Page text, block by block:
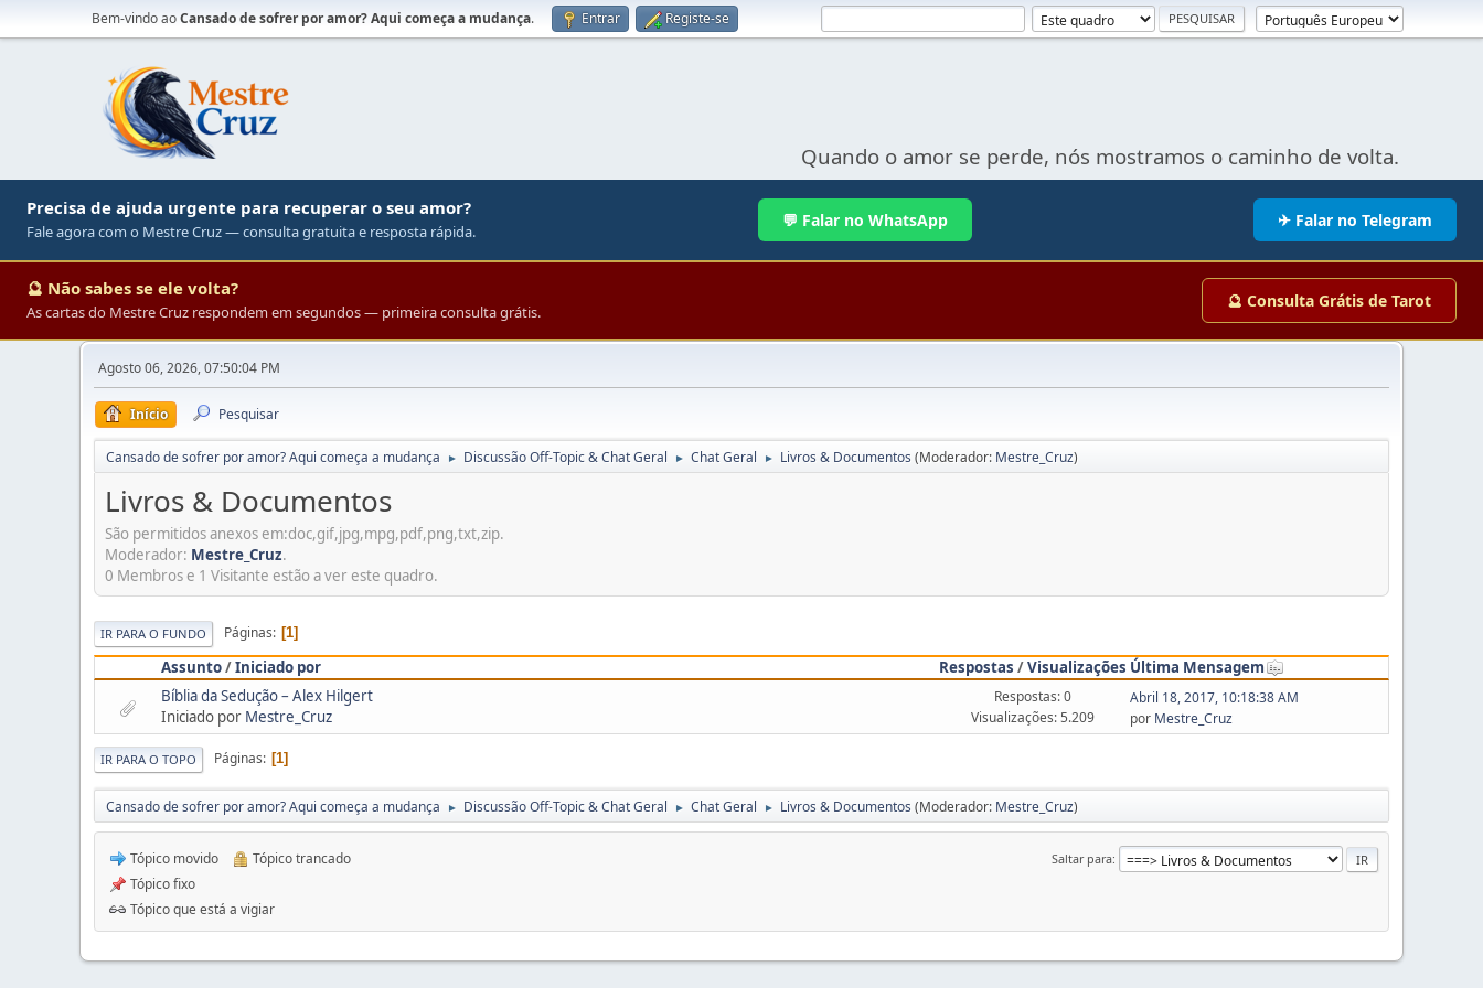
Bem-vindo aoCansado de sofrer por amor? Aqui começa a mudança. Entrar Registe-se
Quando o amor se perde, nós mostramos o caminho de volta.
Precisa de ajuda urgente para recuperar o seu amor?
Fale agora com o Mestre Cruz — consulta gratuita e resposta rápida.
💬 Falar no WhatsApp ✈ Falar no Telegram
🔮 Não sabes se ele volta?
As cartas do Mestre Cruz respondem em segundos — primeira consulta grátis.
🔮 Consulta Grátis de Tarot
Agosto 06, 2026, 07:50:04 PM
Início Pesquisar
Cansado de sofrer por amor? Aqui começa a mudança ► Discussão Off-Topic & Chat Geral ► Chat Geral ► Livros & Documentos (Moderador: Mestre_Cruz)
Livros & Documentos
São permitidos anexos em:doc,gif,jpg,mpg,pdf,png,txt,zip.
Moderador: Mestre_Cruz.
0 Membros e 1 Visitante estão a ver este quadro.
IR PARA O FUNDO Páginas 1
Assunto/Iniciado por Respostas /Visualizações Última Mensagem
Bíblia da Sedução – Alex Hilgert
Iniciado por Mestre_Cruz
Respostas: 0
Visualizações: 5.209
Abril 18, 2017, 10:18:38 AM
por Mestre_Cruz
IR PARA O TOPO Páginas 1
Cansado de sofrer por amor? Aqui começa a mudança ► Discussão Off-Topic & Chat Geral ► Chat Geral ► Livros & Documentos (Moderador: Mestre_Cruz)
Saltar para
Tópico movido
Tópico trancado
Tópico fixo
Tópico que está a vigiar